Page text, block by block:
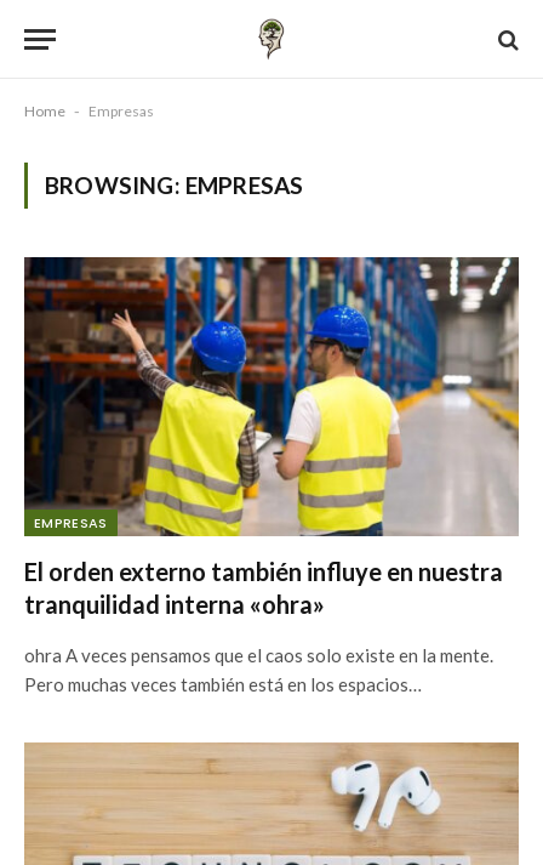
Home - Empresas
BROWSING: EMPRESAS
EMPRESAS
El orden externo también influye en nuestra
tranquilidad interna «ohra»
ohra A veces pensamos que el caos solo existe en la mente.
Pero muchas veces también está en los espacios…